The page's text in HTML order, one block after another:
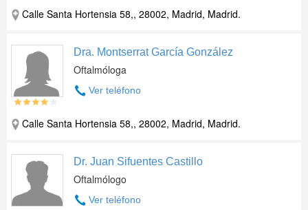
Calle Santa Hortensia 58,, 28002, Madrid, Madrid.
Dra. Montserrat García González
Oftalmóloga
Ver teléfono
Calle Santa Hortensia 58,, 28002, Madrid, Madrid.
Dr. Juan Sifuentes Castillo
Oftalmólogo
Ver teléfono